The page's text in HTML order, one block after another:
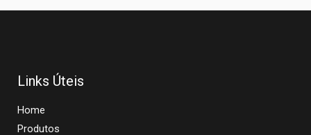
Links Úteis
Home
Produtos